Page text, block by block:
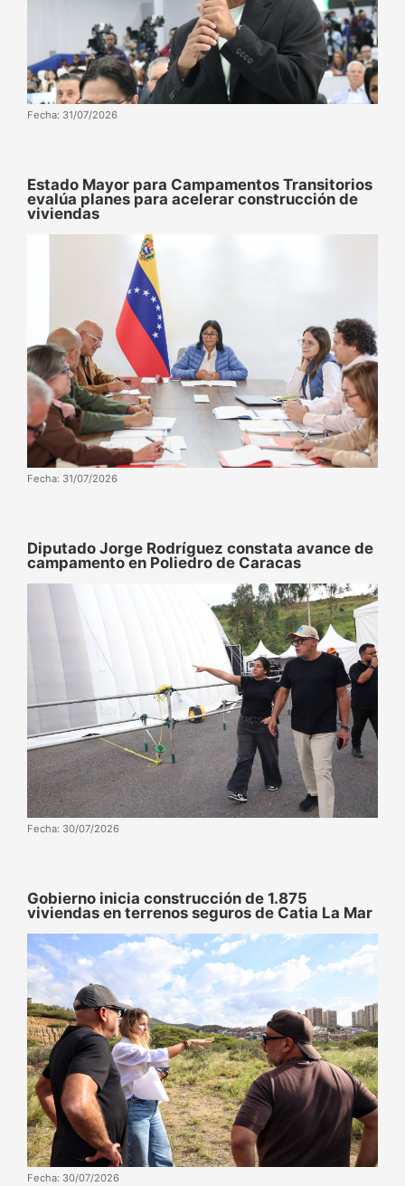
Fecha: 31/07/2026
Estado Mayor para Campamentos Transitorios
evalúa planes para acelerar construcción de
viviendas
Fecha: 31/07/2026
Diputado Jorge Rodríguez constata avance de
campamento en Poliedro de Caracas
Fecha: 30/07/2026
Gobierno inicia construcción de 1.875
viviendas en terrenos seguros de Catia La Mar
Fecha: 30/07/2026